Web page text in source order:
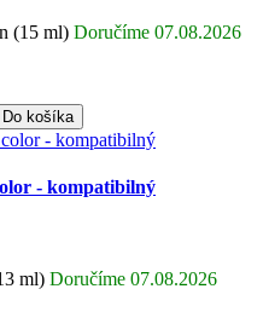
(15 ml) Doručíme 07.08.2026
Do košíka
- kompatibilný
ml) Doručíme 07.08.2026